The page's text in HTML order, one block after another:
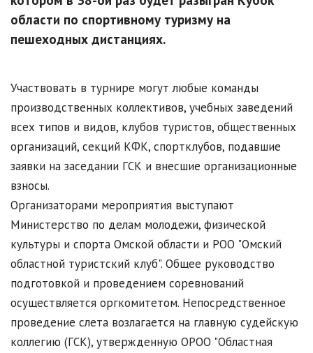
области по спортивному туризму на
пешеходных дистанциях.
Участвовать в турнире могут любые команды
производственных коллективов, учебных заведений
всех типов и видов, клубов туристов, общественных
организаций, секций КФК, спортклубов, подавшие
заявки на заседании ГСК и внесшие организационные
взносы.
Организаторами мероприятия выступают
Министерство по делам молодежи, физической
культуры и спорта Омской области и РОО "Омский
областной туристский клуб". Общее руководство
подготовкой и проведением соревнований
осуществляется оргкомитетом. Непосредственное
проведение слета возлагается на главную судейскую
коллегию (ГСК), утвержденную ОРОО "Областная